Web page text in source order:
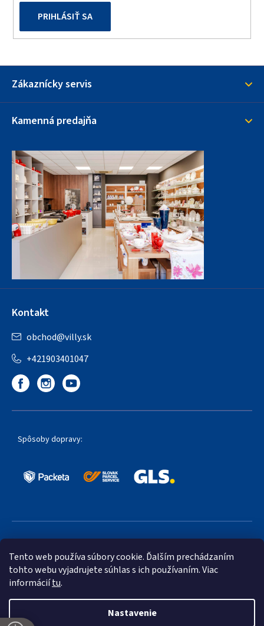
Tento web používa súbory cookie. Ďalším prechádzaním
tohto webu vyjadrujete súhlas s ich používaním. Viac
informáciítu.
Nastavenie
PRIHLÁSIŤ SA
Zákaznícky servis
Kamenná predajňa
Kontakt
obchod@villy.sk
+421903401047
Spôsoby dopravy:
Obľúbené spôsoby platby: